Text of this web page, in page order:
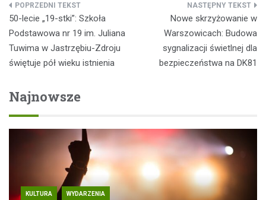
Nawigacja
wpisu
50-lecie „19-stki”: Szkoła
Podstawowa nr 19 im. Juliana
Tuwima w Jastrzębiu-Zdroju
świętuje pół wieku istnienia
Nowe skrzyżowanie w
Warszowicach: Budowa
sygnalizacji świetlnej dla
bezpieczeństwa na DK81
Najnowsze
KULTURA WYDARZENIA